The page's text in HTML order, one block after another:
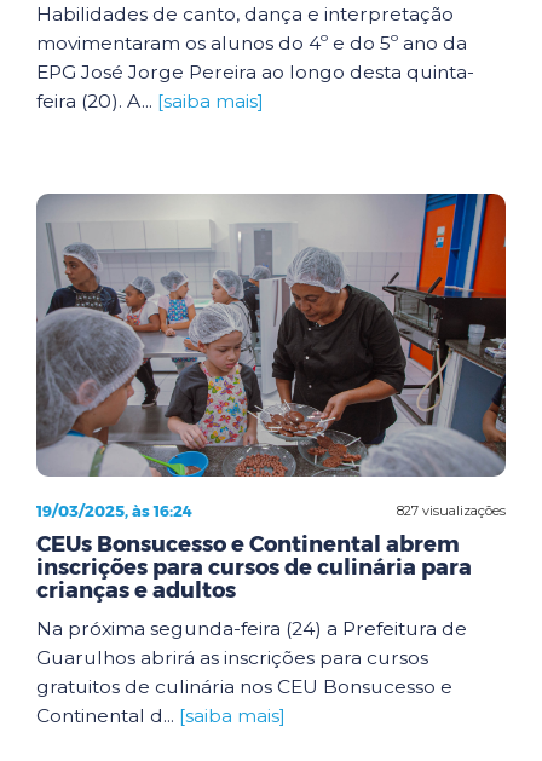
Habilidades de canto, dança e interpretação
movimentaram os alunos do 4º e do 5º ano da
EPG José Jorge Pereira ao longo desta quinta-
feira (20). A... [saiba mais]
827 visualizações
19/03/2025, às 16:24
CEUs Bonsucesso e Continental abrem
inscrições para cursos de culinária para
crianças e adultos
Na próxima segunda-feira (24) a Prefeitura de
Guarulhos abrirá as inscrições para cursos
gratuitos de culinária nos CEU Bonsucesso e
Continental d... [saiba mais]